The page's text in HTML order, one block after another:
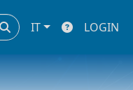
IT LOGIN